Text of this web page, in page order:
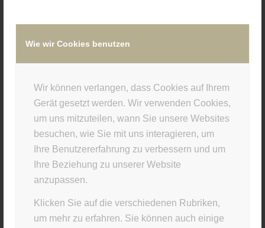
Wie wir Cookies benutzen
Wir können verlangen, dass Cookies auf Ihrem
Gerät gesetzt werden. Wir verwenden Cookies,
um uns mitzuteilen, wann Sie unsere Websites
besuchen, wie Sie mit uns interagieren, um
Ihre Benutzererfahrung zu verbessern und um
Ihre Beziehung zu unserer Website
anzupassen.
Klicken Sie auf die verschiedenen Rubriken,
um mehr zu erfahren. Sie können auch einige
10. FEBRUAR 2022
/
Eintrag teilen